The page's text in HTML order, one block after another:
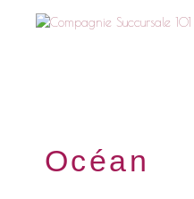
Océan